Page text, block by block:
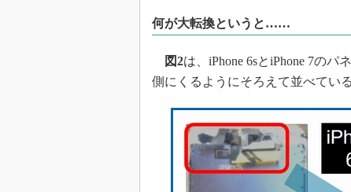
何が大転換というと……
図2は、iPhone 6sとiPhone 7の
側にくるようにそろえて並べている